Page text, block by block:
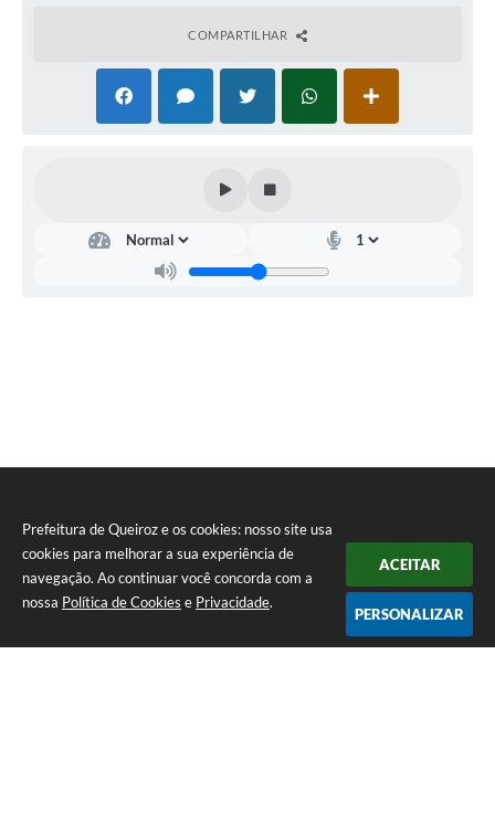
Prefeitura de Queiroz e os cookies: nosso site usa
cookies para melhorar a sua experiência de
navegação. Ao continuar você concorda com a
nossa Política de Cookies e Privacidade.
ACEITAR
PERSONALIZAR
COMPARTILHAR